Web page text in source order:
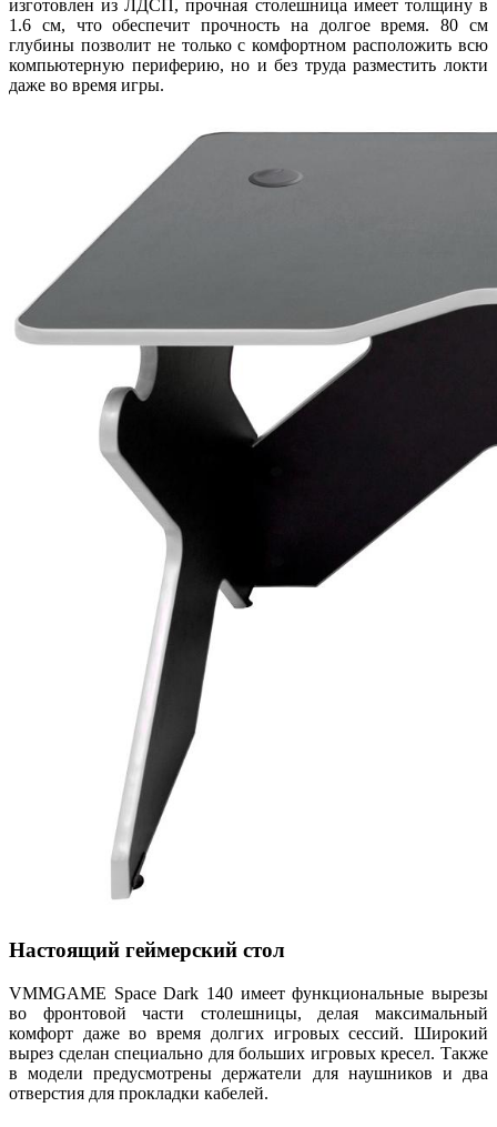
изготовлен из ЛДСП, прочная столешница имеет толщину в
1.6 см, что обеспечит прочность на долгое время. 80 см
глубины позволит не только с комфортном расположить всю
компьютерную периферию, но и без труда разместить локти
даже во время игры.
Настоящий геймерский стол
VMMGAME Space Dark 140 имеет функциональные вырезы
во фронтовой части столешницы, делая максимальный
комфорт даже во время долгих игровых сессий. Широкий
вырез сделан специально для больших игровых кресел. Также
в модели предусмотрены держатели для наушников и два
отверстия для прокладки кабелей.